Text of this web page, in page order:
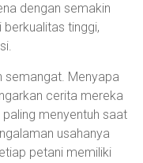
dengan semakin
tinggi,
semangat. Menyapa
cerita mereka
menyentuh saat
usahanya
petani memiliki